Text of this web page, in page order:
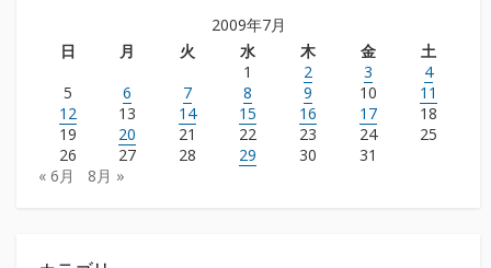
2009年7月
日
月 火 水 木 金
土
1
2 3
4
5
6 7 8 9 10
11
12
13 14 15 16 17
18
19
20 21 22 23 24
25
26
27 28 29 30
31
« 6月
8月 »